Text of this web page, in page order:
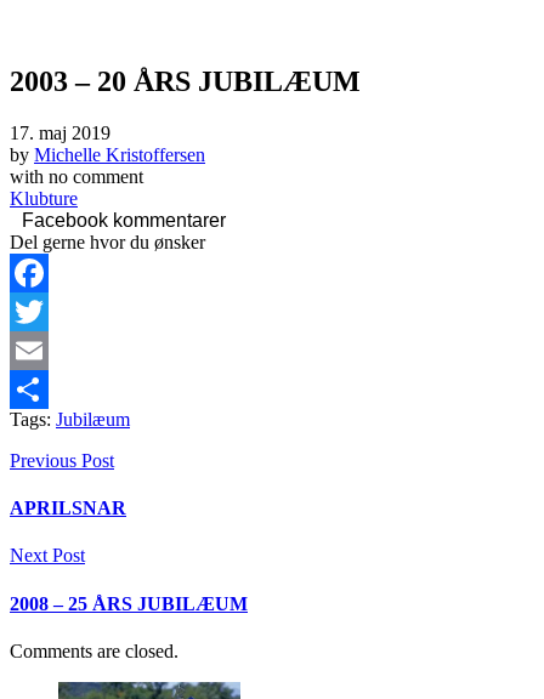
2003 – 20 ÅRS JUBILÆUM
17. maj 2019
by Michelle Kristoffersen
with no comment
Klubture
Facebook kommentarer
Del gerne hvor du ønsker
Facebook
Twitter
Email
Share
Tags: Jubilæum
Previous Post
APRILSNAR
Next Post
2008 – 25 ÅRS JUBILÆUM
Comments are closed.